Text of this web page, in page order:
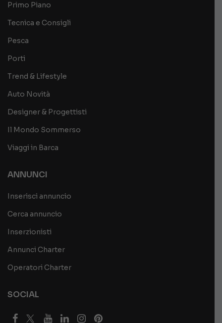
Primo Piano
Tecnica e Consigli
Pesca
Porti
Trend & Lifestyle
Auto Novità
Designer & Progettisti
Il Mondo Sommerso
Viaggi in Barca
ANNUNCI
Inserisci annuncio
Cerca annuncio
Inserzionisti
Annunci Charter
Operatori Charter
SOCIAL